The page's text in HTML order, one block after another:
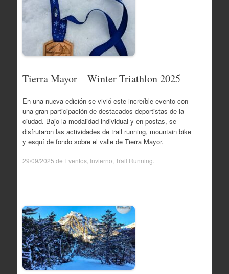
Tierra Mayor – Winter Triathlon 2025
En una nueva edición se vivió este increíble evento con
una gran participación de destacados deportistas de la
ciudad. Bajo la modalidad individual y en postas, se
disfrutaron las actividades de trail running, mountain bike
y esquí de fondo sobre el valle de Tierra Mayor.
29/09/2025 de Eventos, Invierno Trail Running